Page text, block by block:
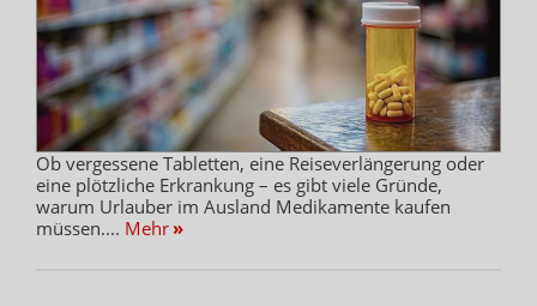
Ob vergessene Tabletten, eine Reiseverlängerung oder
eine plötzliche Erkrankung – es gibt viele Gründe,
warum Urlauber im Ausland Medikamente kaufen
müssen.... Mehr »